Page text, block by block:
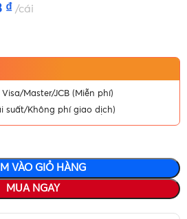
₫ cái
Master/JCB (Miễn phí)
suất/Không phí giao dịch)
VÀO GIỎ HÀNG
MUA NGAY